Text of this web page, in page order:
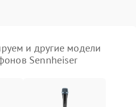
и другие модели
Sennheiser